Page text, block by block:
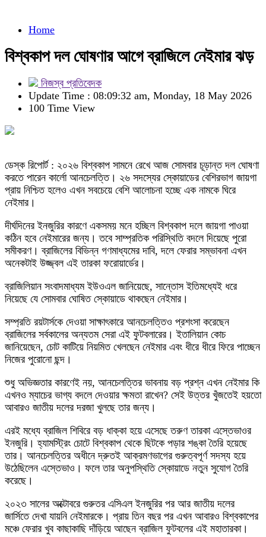
Home
বিশ্বকাপ দল ঘোষণার আগে ব্রাজিলে নেইমার ঝড়
নিজস্ব প্রতিবেদক
Update Time : 08:09:32 am, Monday, 18 May 2026
100 Time View
ডেস্ক রিপোর্ট : ২০২৬ বিশ্বকাপ সামনে রেখে আজ সোমবার চূড়ান্ত দল ঘোষণা
করতে পারেন কার্লো আনচেলত্তি। ২৬ সদস্যের স্কোয়াডের বেশিরভাগ জায়গা
প্রায় নিশ্চিত হলেও এখন সবচেয়ে বেশি আলোচনা হচ্ছে এক নামকে ঘিরে
নেইমার।
দীর্ঘদিনের ইনজুরির কারণে একসময় মনে হচ্ছিল বিশ্বকাপ দলে জায়গা পাওয়া
কঠিন হবে নেইমারের জন্য। তবে সাম্প্রতিক পরিস্থিতি বদলে দিয়েছে পুরো
সমীকরণ। ব্রাজিলের বিভিন্ন গণমাধ্যমের দাবি, দলে ফেরার সম্ভাবনা এখন
অনেকটাই উজ্জ্বল এই তারকা ফরোয়ার্ডের।
ব্রাজিলিয়ান সংবাদমাধ্যম ইউওএল জানিয়েছে, সান্তোস ইতিমধ্যেই ধরে
নিয়েছে যে সোমবার ঘোষিত স্কোয়াডে থাকছেন নেইমার।
সম্প্রতি রয়টার্সকে দেওয়া সাক্ষাৎকারে আনচেলত্তিও প্রশংসা করেছেন
ব্রাজিলের সর্বকালের অন্যতম সেরা এই ফুটবলারের। ইতালিয়ান কোচ
জানিয়েছেন, চোট কাটিয়ে নিয়মিত খেলছেন নেইমার এবং ধীরে ধীরে ফিরে পাচ্ছেন
নিজের পুরোনো ছন্দ।
শুধু অভিজ্ঞতার কারণেই নয়, আনচেলত্তির ভাবনায় বড় প্রশ্ন এখন নেইমার কি
এখনও ম্যাচের ভাগ্য বদলে দেওয়ার ক্ষমতা রাখেন? সেই উত্তর খুঁজতেই হয়তো
আবারও জাতীয় দলের দরজা খুলছে তার জন্য।
এরই মধ্যে ব্রাজিল শিবিরে বড় ধাক্কা হয়ে এসেছে তরুণ তারকা এস্তেভাওর
ইনজুরি। হ্যামস্ট্রিং চোটে বিশ্বকাপ থেকে ছিটকে পড়ার শঙ্কা তৈরি হয়েছে
তার। আনচেলত্তির অধীনে দ্রুতই আক্রমণভাগের গুরুত্বপূর্ণ সদস্য হয়ে
উঠেছিলেন এস্তেভাও। ফলে তার অনুপস্থিতি স্কোয়াডে নতুন সুযোগ তৈরি
করেছে।
২০২৩ সালের অক্টোবরে গুরুতর এসিএল ইনজুরির পর আর জাতীয় দলের
জার্সিতে দেখা যায়নি নেইমারকে। প্রায় তিন বছর পর এখন আবারও বিশ্বকাপের
মঞ্চে ফেরার খুব কাছাকাছি দাঁড়িয়ে আছেন ব্রাজিল ফুটবলের এই মহাতারকা।